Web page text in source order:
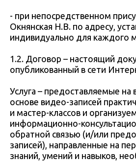
- при непосредственном
Окнянская Н.В. по адресу,
индивидуально для каждого
1.2. Договор – настоящий
опубликованный в сети
Услуга – предоставляемые на
основе видео-записей
и мастер-классов и
информационно-
обратной связью (и/или
записей), направленные на
знаний, умений и навыков,